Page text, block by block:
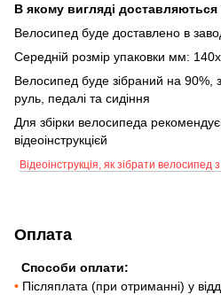
В якому вигляді
Велосипед буде доставлено в
Середній розмір упаковки мм:
Велосипед буде зібраний на 90%,
руль, педалі та сидіння
Для збірки велосипеда
відеоінструкцієй
Відеоінструкція, як зібрати велосипед
Оплата
Способи оплати:
• Післяплата (при отриманні) у